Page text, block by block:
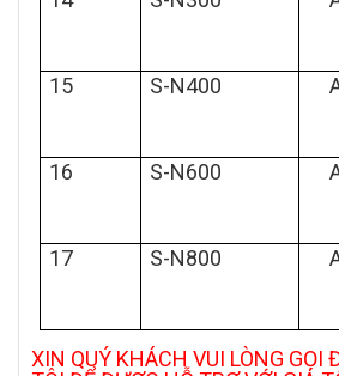
15 S-N400
16 S-N600
17 S-N800
XIN QUÝ KHÁCH VUI LÒNG GỌI